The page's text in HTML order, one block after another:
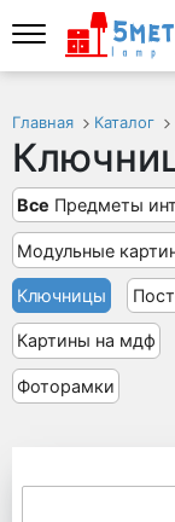
Главная Каталог
Все Предметы
Модульные
Ключницы
Картины на мдф
Фоторамки